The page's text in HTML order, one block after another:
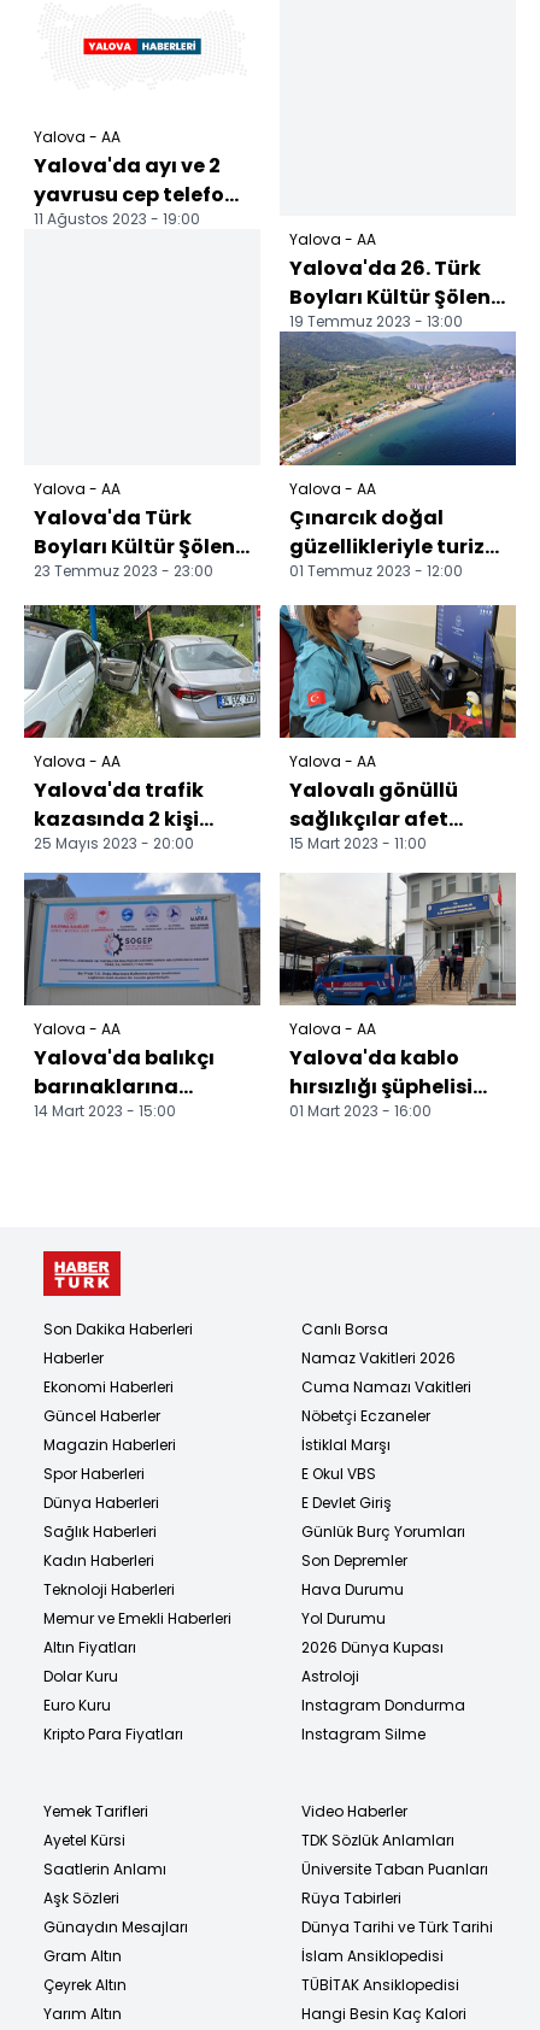
Yalova - AA
Yalova'da ayı ve 2
yavrusu cep telefonu
kamerasıyla
11 Ağustos 2023 - 19:00
Yalova - AA
Yalova'da Türk
Boyları Kültür Şöleni,
gala gecesiyle sona
erdi
23 Temmuz 2023 - 23:00
Yalova - AA
Yalova'da 26. Türk
Boyları Kültür Şöleni
başladı
19 Temmuz 2023 - 13:00
Yalova - AA
Çınarcık doğal
güzellikleriyle turizm
sezonunda
nüfusunun 10 katını
ağırlıy...
01 Temmuz 2023 - 12:00
Yalova - AA
Yalova'da trafik
kazasında 2 kişi
yaralandı
25 Mayıs 2023 - 20:00
Yalova - AA
Yalovalı gönüllü
sağlıkçılar afet
bölgesinde yaraların
sarılmasına destek
15 Mart 2023 - 11:00
Yalova - AA
Yalova'da balıkçı
barınaklarına
buzhane ve buz
14 Mart 2023 - 15:00
Yalova - AA
Yalova'da kablo
hırsızlığı şüphelisi
yakalandı
01 Mart 2023 - 16:00
Son Dakika Haberleri
Haberler
Ekonomi Haberleri
Güncel Haberler
Magazin Haberleri
Spor Haberleri
Dünya Haberleri
Sağlık Haberleri
Kadın Haberleri
Teknoloji Haberleri
Memur ve Emekli Haberleri
Altın Fiyatları
Dolar Kuru
Euro Kuru
Kripto Para Fiyatları
Canlı Borsa
Namaz Vakitleri 2026
Cuma Namazı Vakitleri
Nöbetçi Eczaneler
İstiklal Marşı
E Okul VBS
E Devlet Giriş
Günlük Burç Yorumları
Son Depremler
Hava Durumu
Yol Durumu
2026 Dünya Kupası
Astroloji
Instagram Dondurma
Instagram Silme
Yemek Tarifleri
Ayetel Kürsi
Saatlerin Anlamı
Aşk Sözleri
Günaydın Mesajları
Gram Altın
Çeyrek Altın
Yarım Altın
Video Haberler
TDK Sözlük Anlamları
Üniversite Taban Puanları
Rüya Tabirleri
Dünya Tarihi ve Türk Tarihi
İslam Ansiklopedisi
TÜBİTAK Ansiklopedisi
Hangi Besin Kaç Kalori